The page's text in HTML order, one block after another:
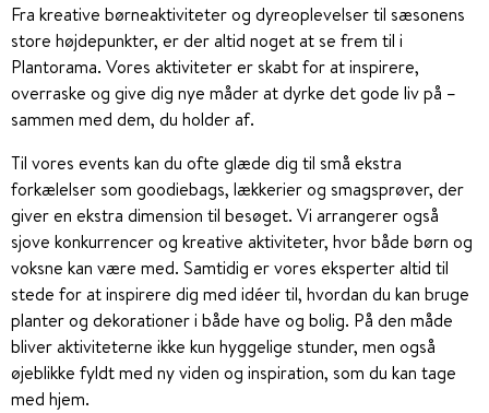
Fra kreative børneaktiviteter og dyreoplevelser til sæsonens
store højdepunkter, er der altid noget at se frem til i
Plantorama. Vores aktiviteter er skabt for at inspirere,
overraske og give dig nye måder at dyrke det gode liv på –
sammen med dem, du holder af.
Til vores events kan du ofte glæde dig til små ekstra
forkælelser som goodiebags, lækkerier og smagsprøver, der
giver en ekstra dimension til besøget. Vi arrangerer også
sjove konkurrencer og kreative aktiviteter, hvor både børn og
voksne kan være med. Samtidig er vores eksperter altid til
stede for at inspirere dig med idéer til, hvordan du kan bruge
planter og dekorationer i både have og bolig. På den måde
bliver aktiviteterne ikke kun hyggelige stunder, men også
øjeblikke fyldt med ny viden og inspiration, som du kan tage
med hjem.